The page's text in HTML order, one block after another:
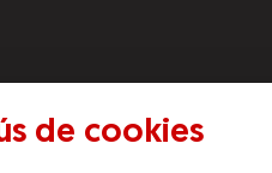
de cookies